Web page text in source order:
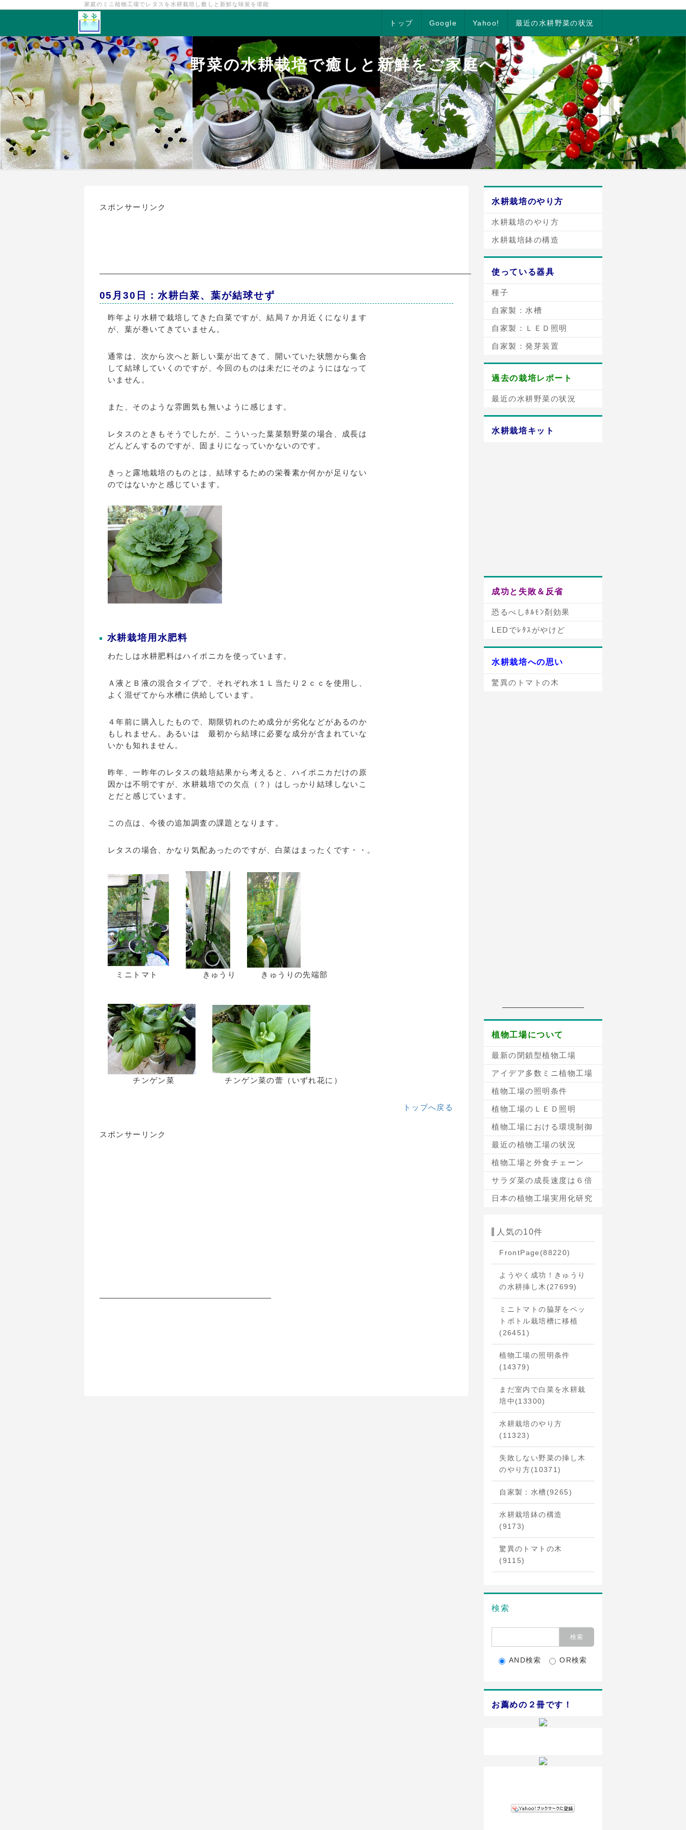
家庭のミニ植物工場でレタスを水耕栽培し癒しと新鮮な味覚を堪能
トップ Google Yahoo! 最近の水耕野菜の状況
野菜の水耕栽培で癒しと新鮮をご家庭へ
スポンサーリンク
05月30日：水耕白菜、葉が結球せず
昨年より水耕で栽培してきた白菜ですが、結局７か月近くになります
が、葉が巻いてきていません。
通常は、次から次へと新しい葉が出てきて、開いていた状態から集合
して結球していくのですが、今回のものは未だにそのようにはなって
いません。
また、そのような雰囲気も無いように感じます。
レタスのときもそうでしたが、こういった葉菜類野菜の場合、成長は
どんどんするのですが、固まりになっていかないのです。
きっと露地栽培のものとは、結球するための栄養素か何かが足りない
のではないかと感じています。
水耕栽培用水肥料
わたしは水耕肥料はハイポニカを使っています。
Ａ液とＢ液の混合タイプで、それぞれ水１Ｌ当たり２ｃｃを使用し、
よく混ぜてから水槽に供給しています。
４年前に購入したもので、期限切れのため成分が劣化などがあるのか
もしれません。あるいは 最初から結球に必要な成分が含まれていな
いかも知れません。
昨年、一昨年のレタスの栽培結果から考えると、ハイポニカだけの原
因かは不明ですが、水耕栽培での欠点（？）はしっかり結球しないこ
とだと感じています。
この点は、今後の追加調査の課題となります。
レタスの場合、かなり気配あったのですが、白菜はまったくです・・。
ミニトマト きゅうり きゅうりの先端部
チンゲン菜 チンゲン菜の蕾（いずれ花に）
トップへ戻る
スポンサーリンク
水耕栽培のやり方
水耕栽培のやり方
水耕栽培鉢の構造
使っている器具
種子
自家製：水槽
自家製：ＬＥＤ照明
自家製：発芽装置
過去の栽培レポート
最近の水耕野菜の状況
水耕栽培キット
成功と失敗＆反省
恐るべしﾎﾙﾓﾝ剤効果
LEDでﾚﾀｽがやけど
水耕栽培への思い
驚異のトマトの木
植物工場について
最新の閉鎖型植物工場
アイデア多数ミニ植物工場
植物工場の照明条件
植物工場のＬＥＤ照明
植物工場における環境制御
最近の植物工場の状況
植物工場と外食チェーン
サラダ菜の成長速度は６倍
日本の植物工場実用化研究
人気の10件
FrontPage (88220)
ようやく成功！きゅうり
の水耕挿し木 (27699)
ミニトマトの脇芽をペッ
トボトル栽培槽に移植
(26451)
植物工場の照明条件
(14379)
まだ室内で白菜を水耕栽
培中 (13300)
水耕栽培のやり方
(11323)
失敗しない野菜の挿し木
のやり方(10371)
自家製：水槽(9265)
水耕栽培鉢の構造
(9173)
驚異のトマトの木
(9115)
検索
AND検索 OR検索
お薦めの２冊です！